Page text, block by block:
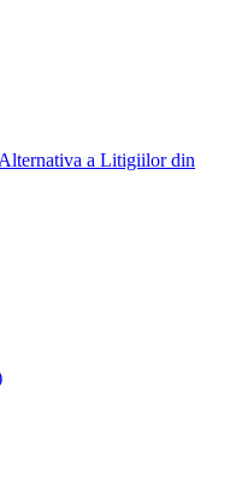
a Litigiilor din